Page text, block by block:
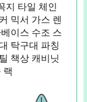
지 타일 체인
믹서 가스 렌
이스 수조 스
탁구대 파칭
책상 캐비닛
랙